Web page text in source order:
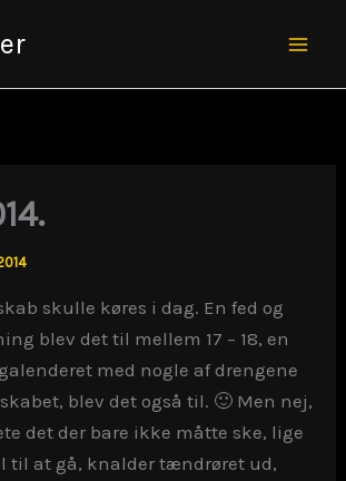
skulle køres i dag. En fed og
blev det til mellem 17 – 18, en
med nogle af drengene
blev det også til. 🙂 Men nej,
det der bare ikke måtte ske, lige
til at gå, knalder tændrøret ud,